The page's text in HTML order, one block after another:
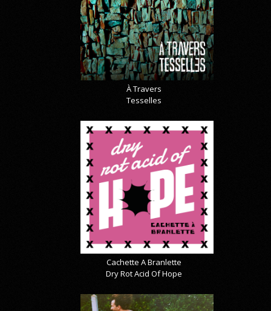
À Travers
Tesselles
Cachette A Branlette
Dry Rot Acid Of Hope